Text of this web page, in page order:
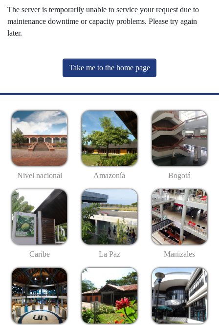
The server is temporarily unable to service your request due to
maintenance downtime or capacity problems. Please try again
later.
Take me to the home page
Nivel nacional Amazonía Bogotá
Caribe La Paz Manizales